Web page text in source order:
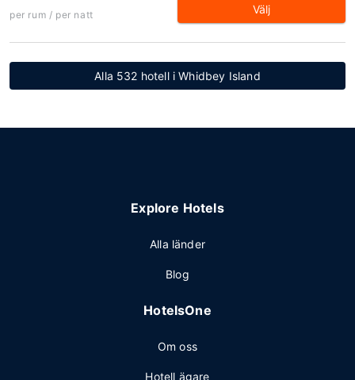
per rum / per natt Välj
Alla 532 hotell i Whidbey Island
Explore Hotels
Alla länder
Blog
HotelsOne
Om oss
Hotell ägare